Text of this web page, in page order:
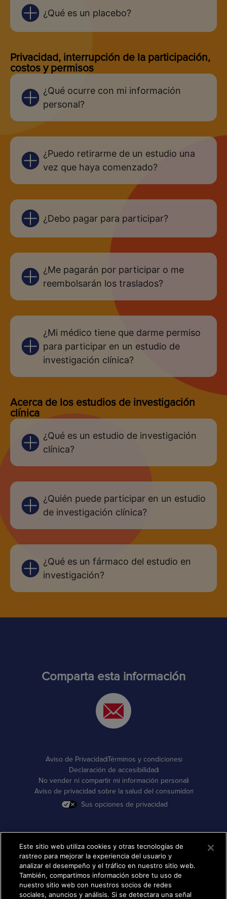
1211 Medical Center Dr, Nashville, TN 37232,
USA
Smilow Cancer Hospital at Yale-New
Haven
35 Park St, New Haven, CT 06519, USA
University of Miami Hospital and Clinics
1601 NW 12th Ave, Miami, FL 33136, USA
(305) 243-6184
1505 Wilson Terrace # 200, Glendale, CA
(213) 255-4256
¿Qué es un placebo?
Privacidad, interrupción de la participación,
costos y permisos
¿Qué ocurre con mi información
personal?
¿Puedo retirarme de un estudio una
vez que haya comenzado?
¿Debo pagar para participar?
¿Me pagarán por participar o me
reembolsarán los traslados?
¿Mi médico tiene que darme permiso
para participar en un estudio de
investigación clínica?
Acerca de los estudios de investigación
clínica
¿Qué es un estudio de investigación
clínica?
¿Quién puede participar en un estudio
de investigación clínica?
¿Qué es un fármaco del estudio en
investigación?
Comparta esta información
Aviso de PrivacidadTérminos y condiciones
Declaración de accesibilidad
No vender ni compartir mi información personal
Aviso de privacidad sobre la salud del consumidor
Sus opciones de privacidad
Este sitio web utiliza cookies y otras tecnologías de
rastreo para mejorar la experiencia del usuario y
analizar el desempeño y el tráfico en nuestro sitio web.
También, compartimos información sobre tu uso de
nuestro sitio web con nuestros socios de redes
sociales, anuncios y análisis. Si se detectara una señal